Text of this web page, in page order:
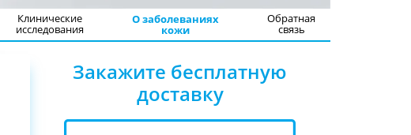
Клинические
исследования
О заболеваниях
кожи
Обратная
связь
Закажите бесплатную
доставку